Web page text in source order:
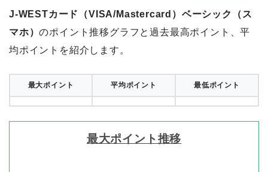
J-WESTカード（VISA/Mastercard）ベーシック（ス
マホ）のポイント推移グラフと過去最高ポイント、平
均ポイントを紹介します。
最大ポイント 平均ポイント 最低ポイント
最大ポイント推移